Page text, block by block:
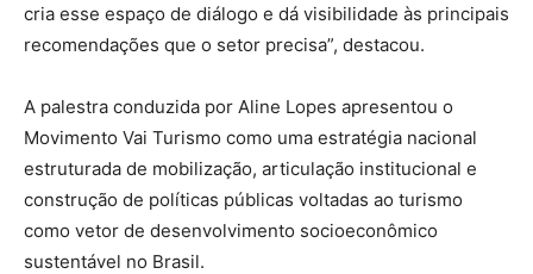
cria esse espaço de diálogo e dá visibilidade às principais
recomendações que o setor precisa”, destacou.
A palestra conduzida por Aline Lopes apresentou o
Movimento Vai Turismo como uma estratégia nacional
estruturada de mobilização, articulação institucional e
construção de políticas públicas voltadas ao turismo
como vetor de desenvolvimento socioeconômico
sustentável no Brasil.